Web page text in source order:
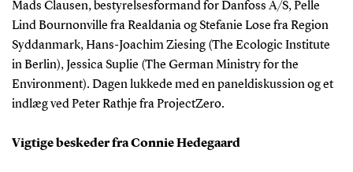
Mads Clausen, bestyrelsesformand for Danfoss A/S, Pelle
Lind Bournonville fra Realdania og Stefanie Lose fra Region
Syddanmark, Hans-Joachim Ziesing (The Ecologic Institute
in Berlin), Jessica Suplie (The German Ministry for the
Environment). Dagen lukkede med en paneldiskussion og et
indlæg ved Peter Rathje fra ProjectZero.
Vigtige beskeder fra Connie Hedegaard